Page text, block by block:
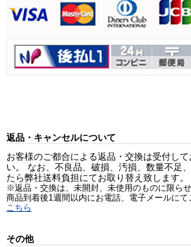
返品・キャンセルについて
お客様のご都合による返品・交換は受付し
い。 なお、不良品、破損、汚損、数量不足
たら弊社送料負担にてお取り替え致します。
※返品・交換は、未開封、未使用のものに限らせ
商品到着後1週間以内にお電話、電子メールに
こちら
その他